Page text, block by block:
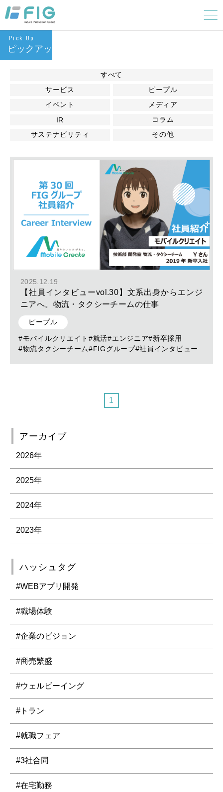
Pick Up
ピックアップ
すべて
サービス
ピープル
イベント
メディア
IR
コラム
サステナビリティ
その他
2025.12.19
【社員インタビューvol.30】文系出身からエンジ
ニアへ。物流・タクシーチームの仕事
ピープル
#モバイルクリエイト #就活#エンジニア#新卒採用
#物流タクシーチーム#FIGグループ#社員インタビュー
アーカイブ
2026年
2025年
2024年
2023年
ハッシュタグ
#WEBアプリ開発
#職場体験
#企業のビジョン
#商売繁盛
#ウェルビーイング
#トラン
#就職フェア
#3社合同
#在宅勤務
1